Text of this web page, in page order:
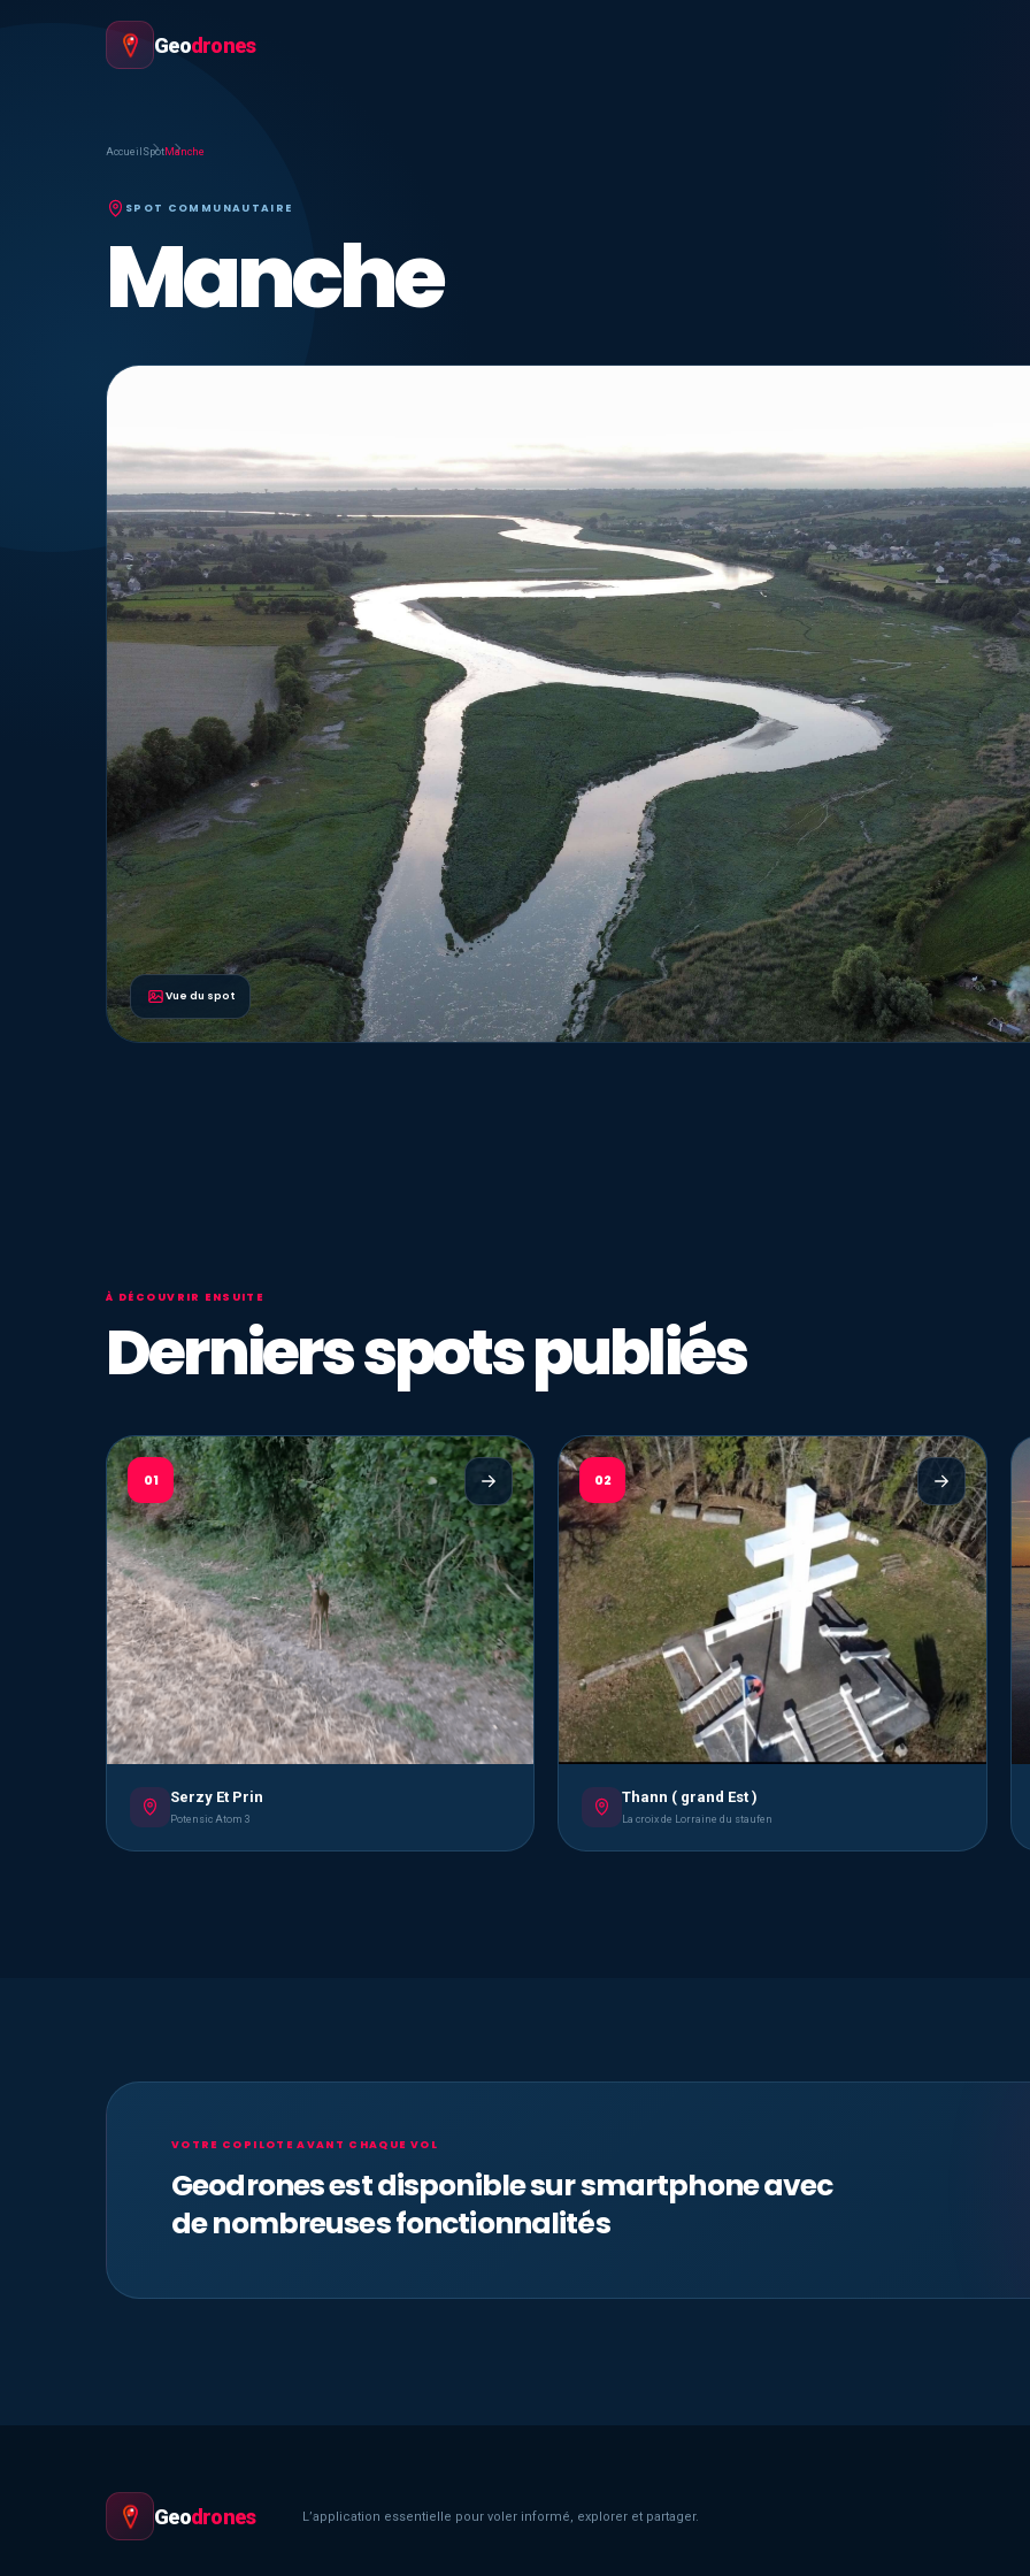
Geodrones
Accueil SpotManche
SPOT COMMUNAUTAIRE
Manche
Vue du spot
À DÉCOUVRIR ENSUITE
Derniers spots publiés
01
Serzy Et Prin
Potensic Atom 3
02
Thann ( grand Est )
La croix de Lorraine du staufen
VOTRE COPILOTE AVANT CHAQUE VOL
Geodrones est disponible sur smartphone avec
de nombreuses fonctionnalités
Geodrones L’application essentielle pour voler informé, explorer et partager.